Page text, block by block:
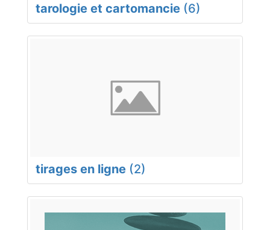
tarologie et cartomancie (6)
tirages en ligne (2)